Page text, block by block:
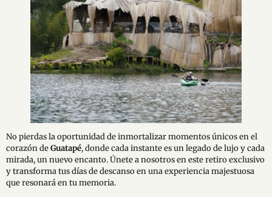
No pierdas la oportunidad de inmortalizar momentos únicos en el
corazón deGuatapé, donde cada instante es un legado de lujo y cada
mirada, un nuevo encanto. Únete a nosotros en este retiro exclusivo
y transforma tus días de descanso en una experiencia majestuosa
que resonará en tu memoria.